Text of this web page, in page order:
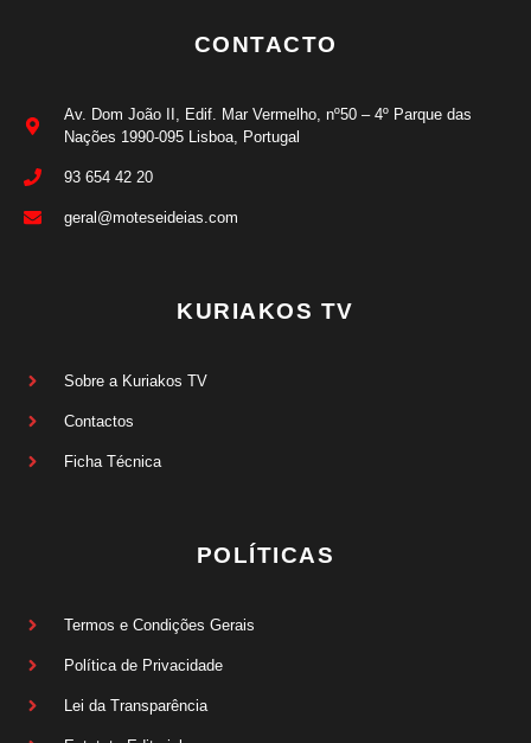
CONTACTO
Av. Dom João II, Edif. Mar Vermelho, nº50 – 4º Parque das
Nações 1990-095 Lisboa, Portugal
93 654 42 20
geral@moteseideias.com
KURIAKOS TV
Sobre a Kuriakos TV
Contactos
Ficha Técnica
POLÍTICAS
Termos e Condições Gerais
Política de Privacidade
Lei da Transparência